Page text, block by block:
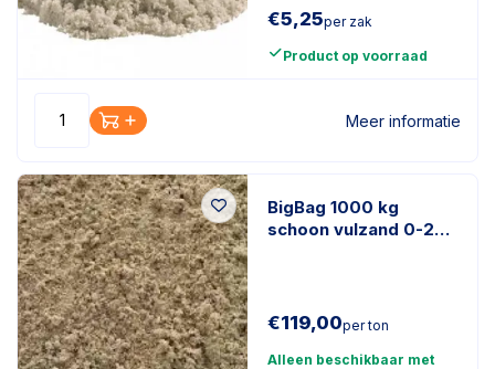
€5,25per zak
Product op voorraad
Meer informatie
BigBag 1000 kg
schoon vulzand 0-2
€119,00per ton
Alleen beschikbaar met